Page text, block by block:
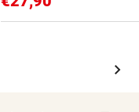
chevron_right